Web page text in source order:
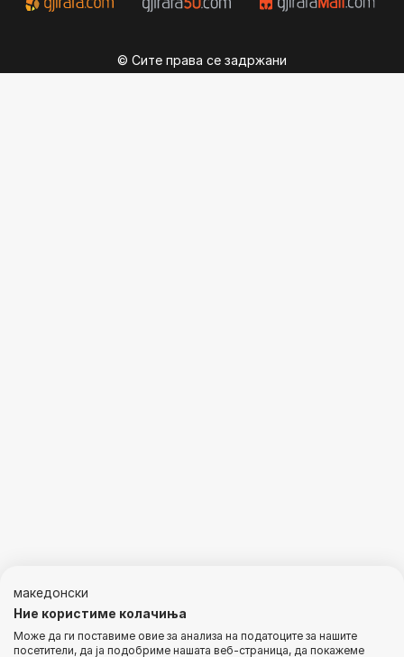
© Сите права се задржани
македонски
Ние користиме колачиња
Може да ги поставиме овие за анализа на податоците за нашите
посетители, да ја подобриме нашата веб-страница, да покажеме